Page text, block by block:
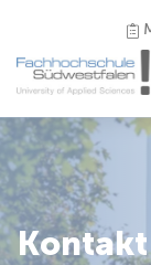
Kontakt